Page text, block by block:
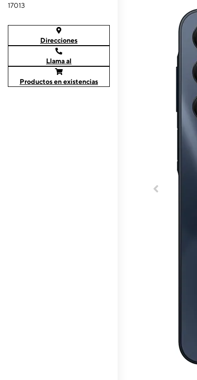
17013
Direcciones
Llama al
Productos en existencias